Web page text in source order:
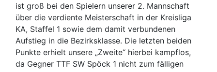
ist groß bei den Spielern unserer 2. Mannschaft
über die verdiente Meisterschaft in der Kreisliga
KA, Staffel 1 sowie dem damit verbundenen
Aufstieg in die Bezirksklasse. Die letzten beiden
Punkte erhielt unsere „Zweite“ hierbei kampflos,
da Gegner TTF SW Spöck 1 nicht zum fälligen